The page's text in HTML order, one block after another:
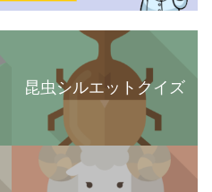
昆虫シルエットクイズ